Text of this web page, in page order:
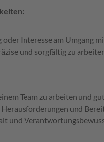
Interesse am Umgang
und sorgfältig zu
Team zu arbeiten und
und
und